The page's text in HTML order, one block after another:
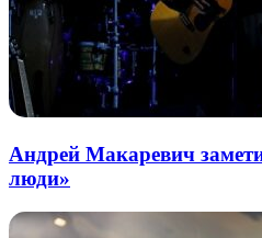
Андрей Макаревич
люди»